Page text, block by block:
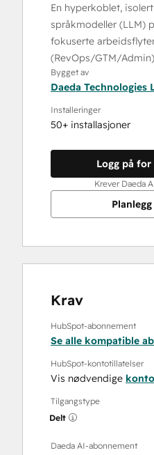
En hyperkoblet,
språkmodeller (LLM)
fokuserte
(RevOps/GTM/
Bygget av
Daeda Technologies
Installeringer
50+ installasjoner
Logg på
Krever Daeda
Krav
HubSpot-abonnement
Se alle kompatible
HubSpot-kontotillatelser
Vis nødvendige
Tilgangstype
Delt
Daeda AI-abonnement